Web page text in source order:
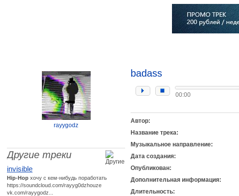
rayygodz
Другие треки
invisible
Hip-Hop хочу с кем-нибудь поработать
https://soundcloud.com/rayyg0dzhouze
vk.com/rayygodz...
badass
00:00
Автор:
Название трека:
Музыкальное направление:
Дата создания:
Опубликован:
Дополнительная информация:
Длительность: